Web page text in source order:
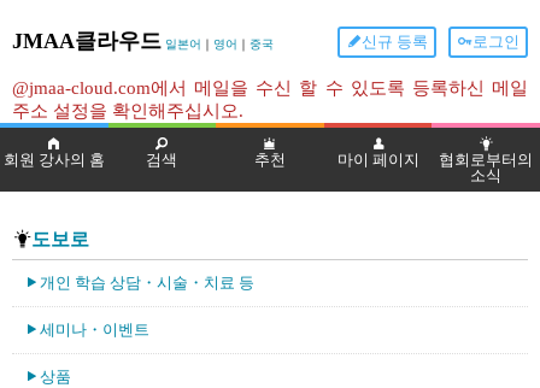
JMAA클라우드 일본어 ｜ 영어 ｜ 중국 로그인
신규 등록
@jmaa-cloud.com에서 메일을 수신 할 수 있도록 등록하신 메일
주소 설정을 확인해주십시오.
회원 강사의 홈 검색 추천 마이 페이지
협회로부터의
소식
도보로
개인 학습 상담・시술・치료 등
세미나・이벤트
상품